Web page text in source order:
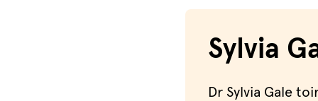
Sylvia
Dr Sylvia Gale